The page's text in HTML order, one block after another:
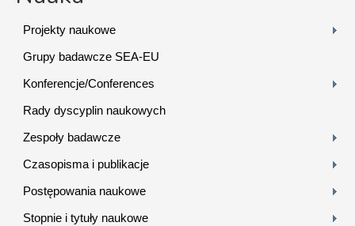
Projekty naukowe
Grupy badawcze SEA-EU
Konferencje/Conferences
Rady dyscyplin naukowych
Zespoły badawcze
Czasopisma i publikacje
Postępowania naukowe
Stopnie i tytuły naukowe